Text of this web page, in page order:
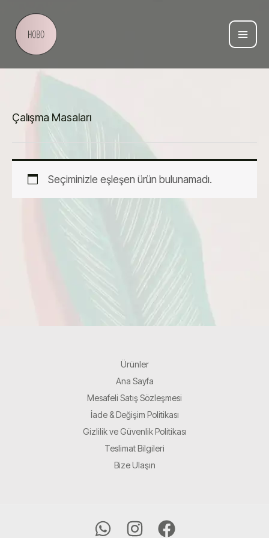
Çalışma Masaları
Seçiminizle eşleşen ürün bulunamadı.
Ürünler
Ana Sayfa
Mesafeli Satış Sözleşmesi
İade & Değişim Politikası
Gizlilik ve Güvenlik Politikası
Teslimat Bilgileri
Bize Ulaşın